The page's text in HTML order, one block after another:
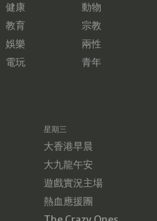
健康
動物
教育
宗教
娛樂
兩性
電玩
青年
星期三
大香港早晨
大九龍午安
遊戲實況主場
熱血應援團